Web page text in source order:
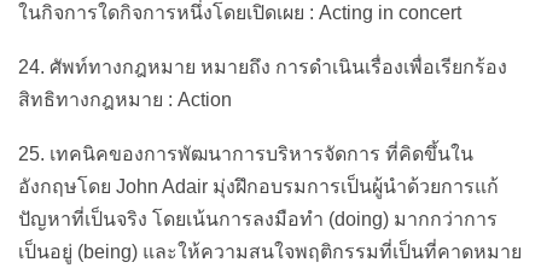
ในกิจการใดกิจการหนึ่งโดยเปิดเผย : Acting in concert
24. ศัพท์ทางกฎหมาย หมายถึง การดำเนินเรื่องเพื่อเรียกร้อง
สิทธิทางกฎหมาย : Action
25. เทคนิคของการพัฒนาการบริหารจัดการ ที่คิดขึ้นใน
อังกฤษโดย John Adair มุ่งฝึกอบรมการเป็นผู้นำด้วยการแก้
ปัญหาที่เป็นจริง โดยเน้นการลงมือทำ (doing) มากกว่าการ
เป็นอยู่ (being) และให้ความสนใจพฤติกรรมที่เป็นที่คาดหมาย